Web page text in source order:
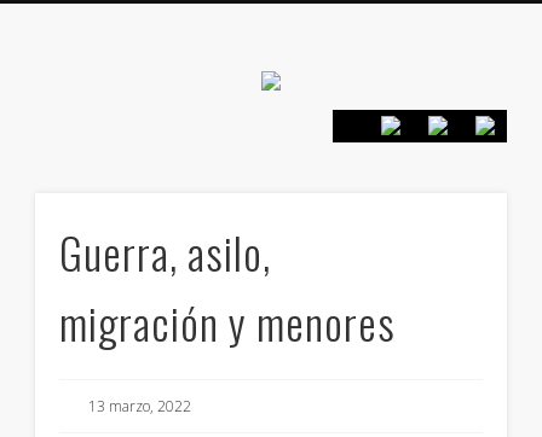
positivo
Guerra, asilo,
migración y menores
13 marzo, 2022